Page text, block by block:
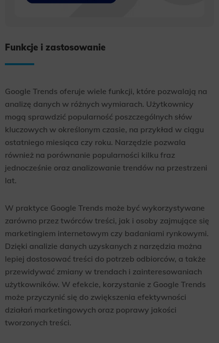
Funkcje i zastosowanie
Google Trends oferuje wiele funkcji, które pozwalają na
analizę danych w różnych wymiarach. Użytkownicy
mogą sprawdzić popularność poszczególnych słów
kluczowych w określonym czasie, na przykład w ciągu
ostatniego miesiąca czy roku. Narzędzie pozwala
również na porównanie popularności kilku fraz
jednocześnie oraz analizowanie trendów na przestrzeni
lat.
W praktyce Google Trends może być wykorzystywane
zarówno przez twórców treści, jak i osoby zajmujące się
marketingiem internetowym czy badaniami rynkowymi.
Dzięki analizie danych uzyskanych z narzędzia można
lepiej dostosować treści do potrzeb odbiorców, a także
przewidywać zmiany w trendach i zainteresowaniach
użytkowników. W efekcie, korzystanie z Google Trends
może przyczynić się do zwiększenia efektywności
działań marketingowych oraz poprawy jakości
tworzonych treści.